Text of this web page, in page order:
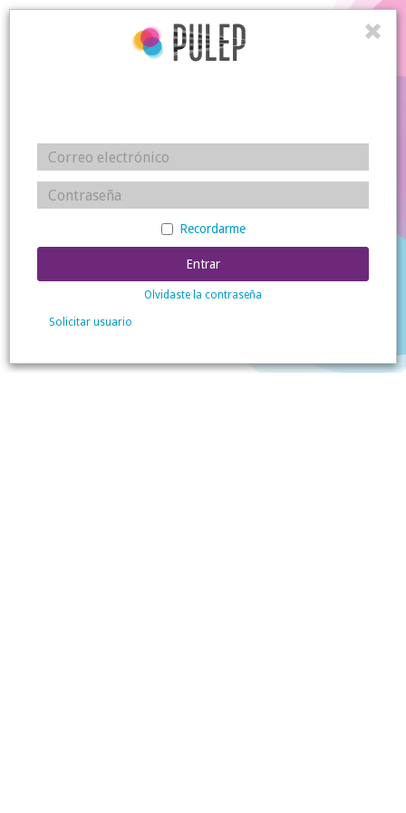
Recordarme
Entrar
Olvidaste la contraseña
Solicitar usuario